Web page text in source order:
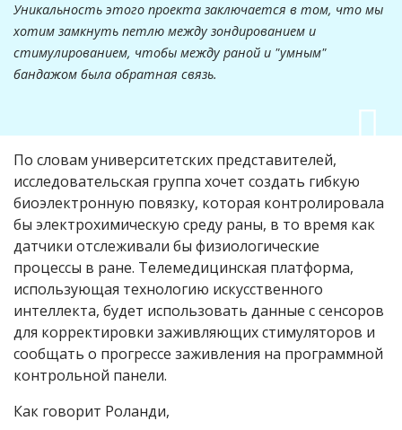
Уникальность этого проекта заключается в том, что мы
хотим замкнуть петлю между зондированием и
стимулированием, чтобы между раной и "умным"
бандажом была обратная связь.
По словам университетских представителей,
исследовательская группа хочет создать гибкую
биоэлектронную повязку, которая контролировала
бы электрохимическую среду раны, в то время как
датчики отслеживали бы физиологические
процессы в ране. Телемедицинская платформа,
использующая технологию искусственного
интеллекта, будет использовать данные с сенсоров
для корректировки заживляющих стимуляторов и
сообщать о прогрессе заживления на программной
контрольной панели.
Как говорит Роланди,